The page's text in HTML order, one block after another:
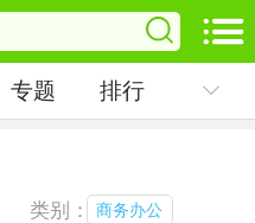
专题 排行
类别： 商务办公